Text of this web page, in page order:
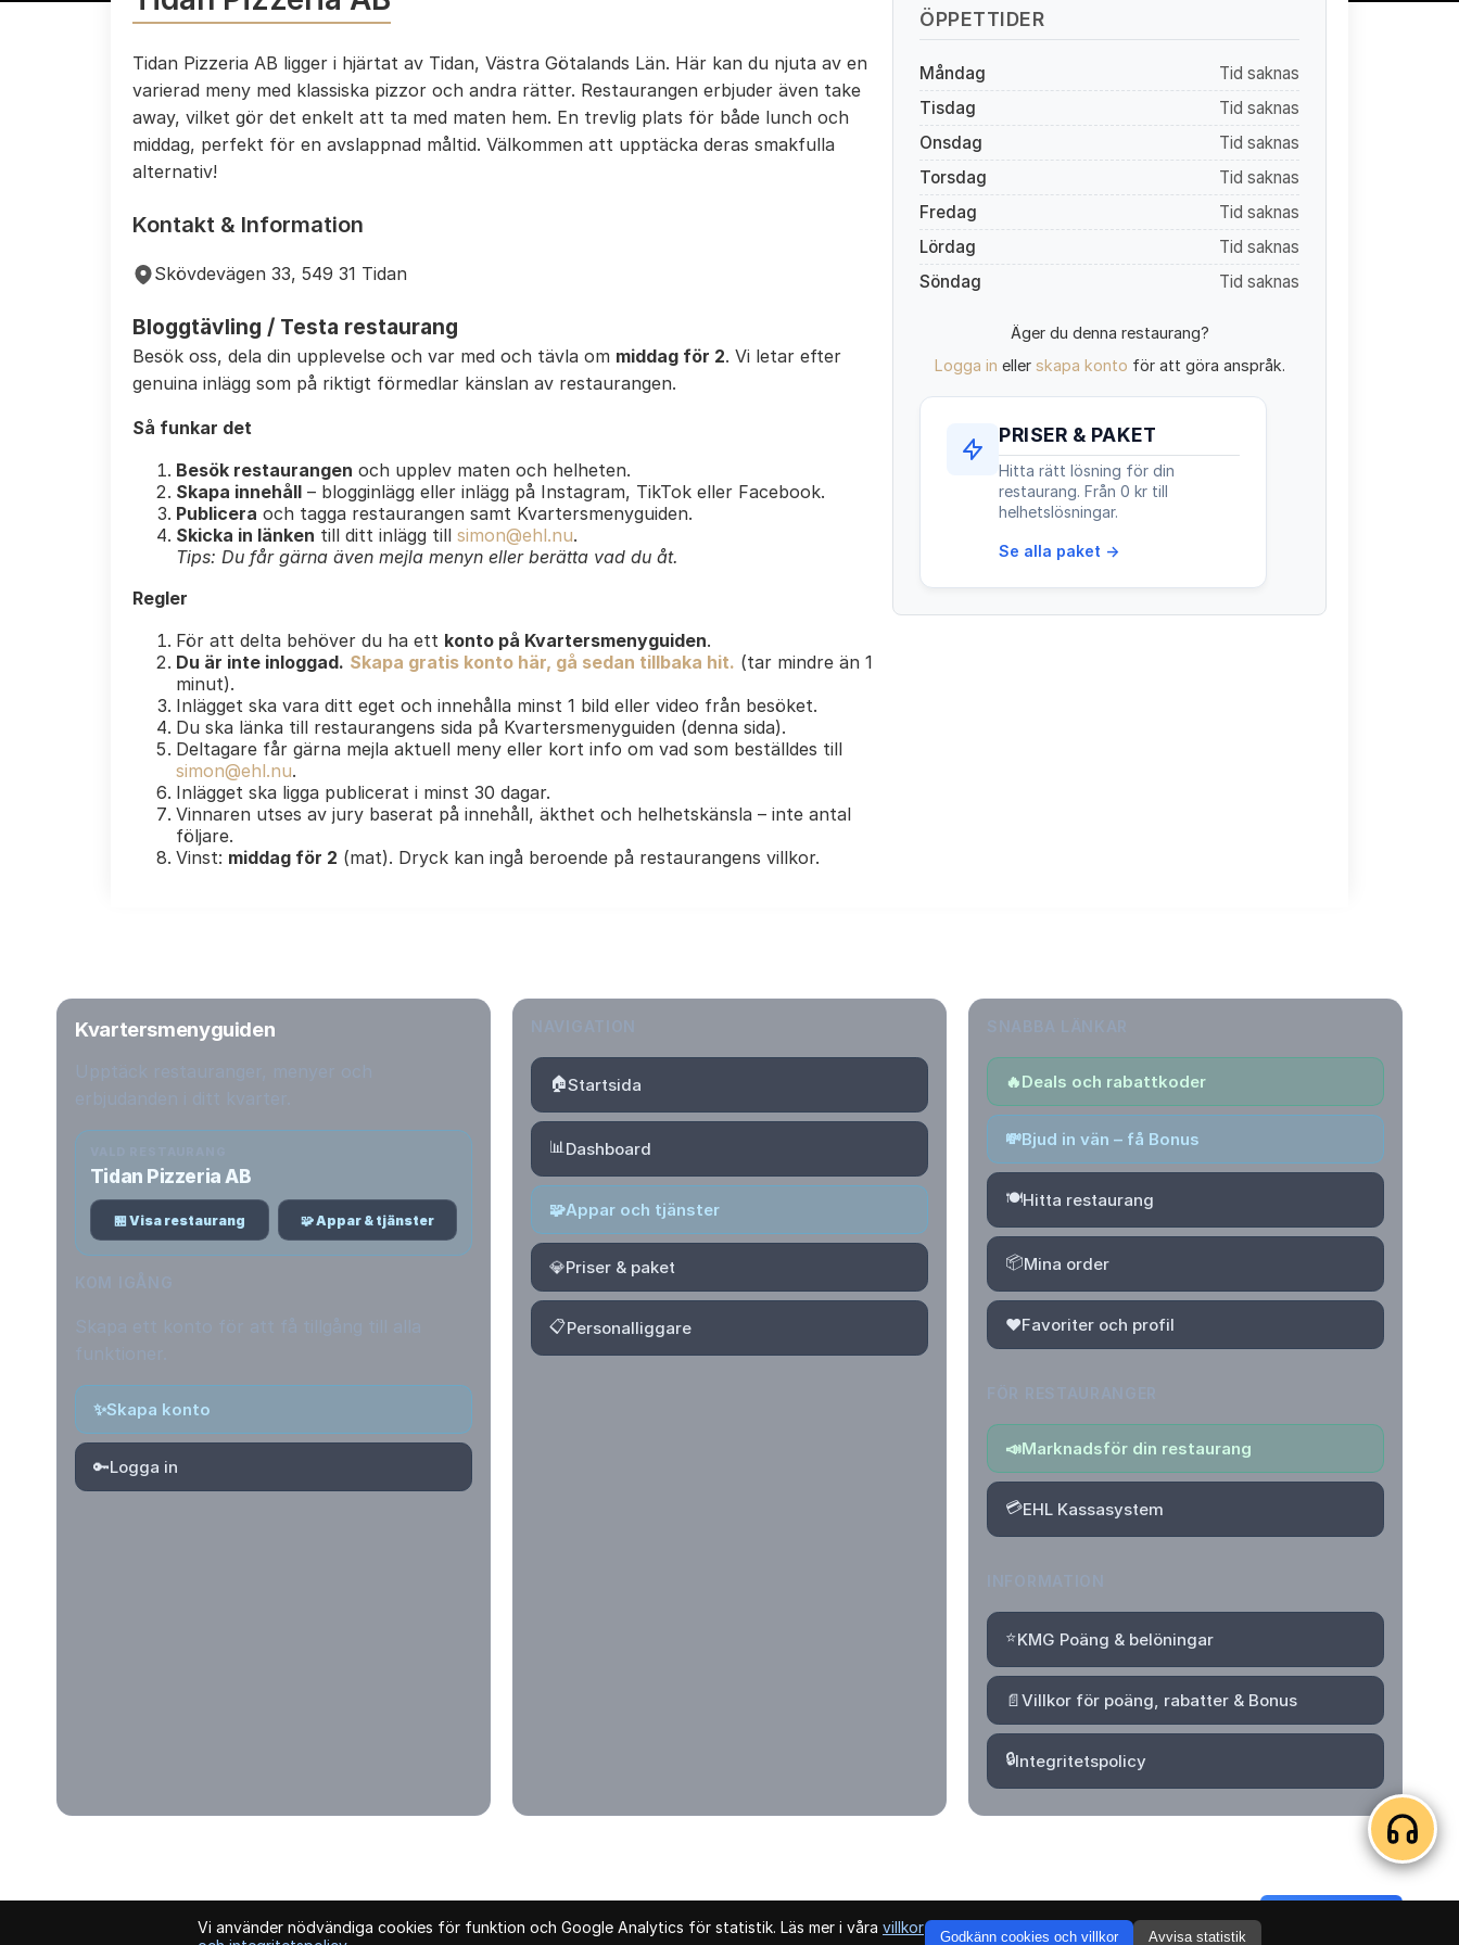
Vi använder nödvändiga cookies för funktion och Google Analytics för statistik. Läs mer i våra villkor
Godkänn cookies och villkor Avvisa statistik
Tidan Pizzeria AB ligger i hjärtat av Tidan, Västra Götalands Län. Här kan du njuta av en
varierad meny med klassiska pizzor och andra rätter. Restaurangen erbjuder även take
away, vilket gör det enkelt att ta med maten hem. En trevlig plats för både lunch och
middag, perfekt för en avslappnad måltid. Välkommen att upptäcka deras smakfulla
alternativ!
Kontakt & Information
Skövdevägen 33, 549 31 Tidan
Bloggtävling / Testa restaurang
Besök oss, dela din upplevelse och var med och tävla om middag för 2. Vi letar efter
genuina inlägg som på riktigt förmedlar känslan av restaurangen.
Så funkar det
Besök restaurangen och upplev maten och helheten.
Skapa innehåll – blogginlägg eller inlägg på Instagram, TikTok eller Facebook.
Publicera och tagga restaurangen samt Kvartersmenyguiden.
Skicka in länken till ditt inlägg till simon@ehl.nu.
Tips: Du får gärna även mejla menyn eller berätta vad du åt.
Regler
För att delta behöver du ha ett konto på Kvartersmenyguiden.
Du är inte inloggad. Skapa gratis konto här, gå sedan tillbaka hit. (tar mindre än 1
minut).
Inlägget ska vara ditt eget och innehålla minst 1 bild eller video från besöket.
Du ska länka till restaurangens sida på Kvartersmenyguiden (denna sida).
Deltagare får gärna mejla aktuell meny eller kort info om vad som beställdes till
simon@ehl.nu.
Inlägget ska ligga publicerat i minst 30 dagar.
Vinnaren utses av jury baserat på innehåll, äkthet och helhetskänsla – inte antal
följare.
Vinst: middag för 2 (mat). Dryck kan ingå beroende på restaurangens villkor.
ÖPPETTIDER
Måndag
Tid saknas
Tisdag
Tid saknas
Onsdag
Tid saknas
Torsdag
Tid saknas
Fredag
Tid saknas
Lördag
Tid saknas
Söndag
Tid saknas
Äger du denna restaurang?
Logga in eller skapa konto för att göra anspråk.
PRISER & PAKET
Hitta rätt lösning för din
restaurang. Från 0 kr till
helhetslösningar.
Se alla paket →
Kvartersmenyguiden
Tidan Pizzeria AB
🏪 Visa restaurang 🧩 Appar & tjänster
✨Skapa konto
🔑Logga in
🏠Startsida
📊Dashboard
🧩Appar och tjänster
💎Priser & paket
📋Personalliggare
🔥Deals och rabattkoder
💸Bjud in vän – få Bonus
🍽️Hitta restaurang
📦Mina order
❤️Favoriter och profil
📣Marknadsför din restaurang
💳EHL Kassasystem
⭐KMG Poäng & belöningar
📄Villkor för poäng, rabatter & Bonus
🔒Integritetspolicy